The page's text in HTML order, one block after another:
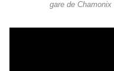
gare de